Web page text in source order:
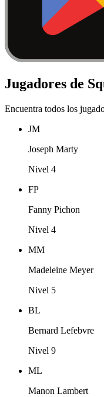
Jugadores de
Encuentra todos los
JM
Joseph Marty
Nivel 4
FP
Fanny Pichon
Nivel 4
MM
Madeleine Meyer
Nivel 5
BL
Bernard Lefebvre
Nivel 9
ML
Manon Lambert